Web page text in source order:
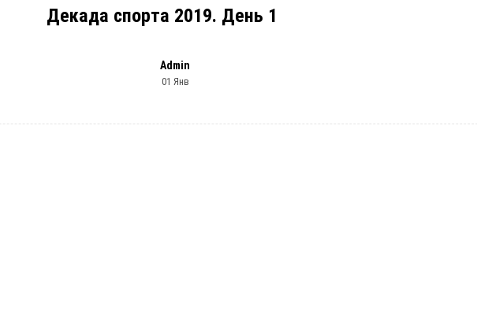
Декада спорта 2019. День 1
Admin
01 Янв